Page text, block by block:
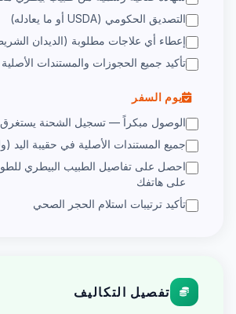
التصديق الحكومي (USDA أو ما يعادله)
إعطاء أي علاجات مطلوبة (الديدان
تأكيد جميع الحجوزات والمستندات
يوم السفر
الوصول مبكراً — تسجيل الشحنة يستغرق
جميع المستندات الأصلية في حقيبة اليد
احصل على تفاصيل الطبيب البيطري
على هاتفك
تأكيد ترتيبات استلام الحجر الصحي
تفصيل التكاليف